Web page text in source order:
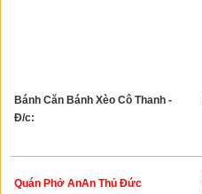
Bánh Căn Bánh Xèo Cô Thanh -
Đ/c:
Quán Phở AnAn Thủ Đức